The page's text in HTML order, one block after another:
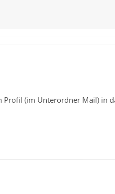
Profil (im Unterordner Mail) in